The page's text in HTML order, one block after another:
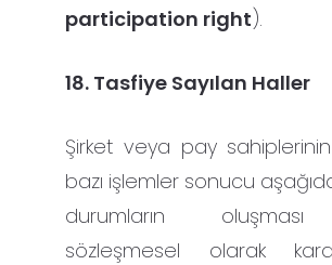
participation right).
18. Tasfiye Sayılan Haller
Şirket veya pay sahiplerinin
bazı işlemler sonucu
durumların
sözleşmesel olarak